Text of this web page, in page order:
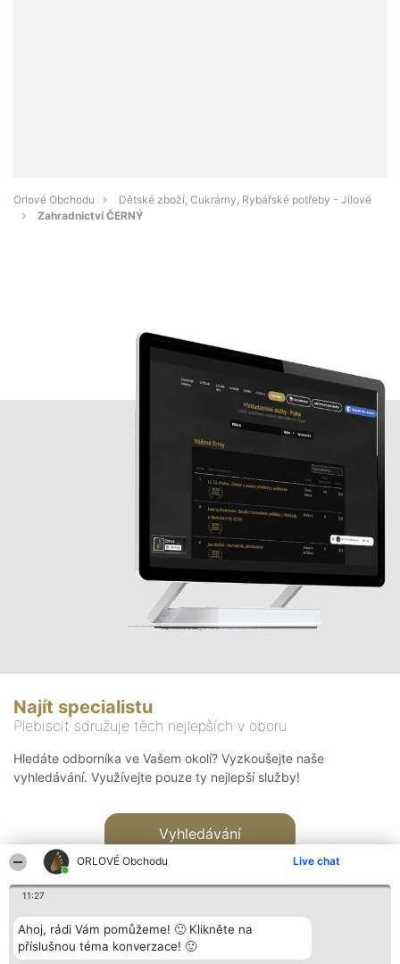
ORLOVÉ Obchodu Live chat
11:27
Ahoj, rádi Vám pomůžeme! 🙂 Klikněte na
příslušnou téma konverzace! 🙂
Orlové Obchodu
Dětské zboží, Cukrárny, Rybářské potřeby - Jílové
Zahradnictví ČERNÝ
Najít specialistu
Plebiscit sdružuje těch nejlepších v oboru
Hledáte odborníka ve Vašem okolí? Vyzkoušejte naše
vyhledávání. Využívejte pouze ty nejlepší služby!
Vyhledávání